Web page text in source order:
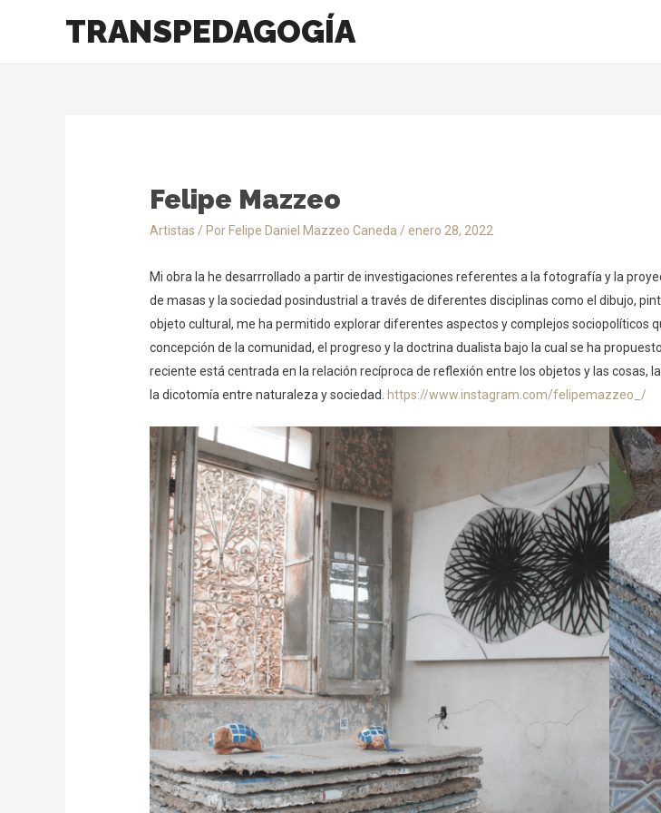
TRANSPEDAGOGÍA
Felipe Mazzeo
Artistas / Por Felipe Daniel Mazzeo Caneda / enero 28, 2022
Mi obra la he desarrrollado a partir de investigaciones referentes a la fotografía y la
de masas y la sociedad posindustrial a través de diferentes disciplinas como el dibujo,
objeto cultural, me ha permitido explorar diferentes aspectos y complejos sociopolíticos
concepción de la comunidad, el progreso y la doctrina dualista bajo la cual se ha
reciente está centrada en la relación recíproca de reflexión entre los objetos y las cosas,
la dicotomía entre naturaleza y sociedad.
https://www.instagram.com/felipemazzeo_/